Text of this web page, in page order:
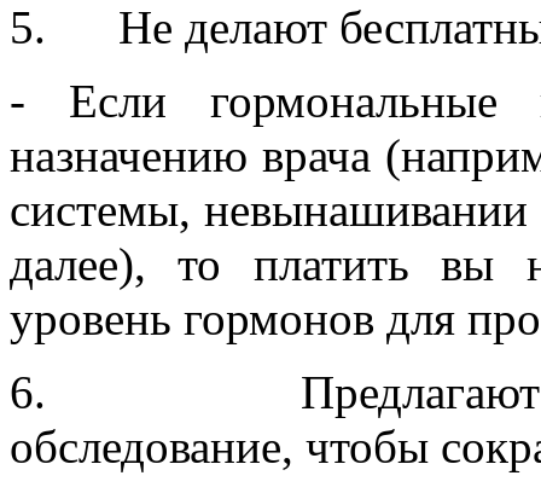
5. Не делают
- Если гормональные
назначению врача
системы, невынашивании
далее), то платить вы
уровень гормонов для
6. Предлагают
обследование, чтобы